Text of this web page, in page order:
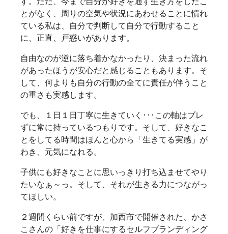
とがなく、周りの空気や状況にあわせることに慣れ
ている私は、自分で判断して自分で行動すること
に、正直、戸惑いがあります。
自由なのが逆に落ち着かなかったり、決まった流れ
があったほうが安心だと感じることもあります。そ
して、何よりも自分の行動の全てに責任が伴うこと
の重さも実感します。
でも、１日１日丁寧に生きていく･･･この軸はブレ
ずに常に持っているつもりです。そして、好きなこ
とをしてる時間はほんと心から「生きてる実感」が
わき、元気になれる。
子供にも好きなことに思いっきり打ち込ませてやり
たいなぁ～っ。そして、それが生きる力につながっ
てほしい。
２週間くらい前ですが、加西市で開催された、かさ
こさんの「好きを仕事にするセルフブランディング